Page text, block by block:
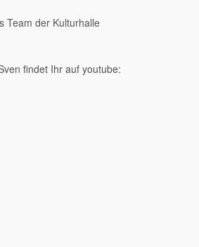
Team der Kulturhalle
findet Ihr auf youtube: